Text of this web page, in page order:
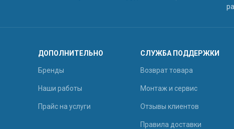
ДОПОЛНИТЕЛЬНО
Бренды
Наши работы
Прайс на услуги
СЛУЖБА ПОДДЕРЖКИ
Возврат товара
Монтаж и сервис
Отзывы клиентов
Правила доставки